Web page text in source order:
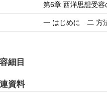
第6章 西洋思想受容
一 はじめに 二 方
細目
資料